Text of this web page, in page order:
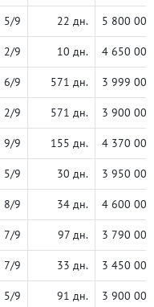
5/9 22 дн. 5 800 000
2/9 10 дн. 4 650 000
6/9 571 дн. 3 999 000
2/9 571 дн. 3 900 000
9/9 155 дн. 4 370 000
5/9 30 дн. 3 950 000
8/9 34 дн. 4 600 000
7/9 97 дн. 3 790 000
7/9 33 дн. 3 450 000
5/9 91 дн. 3 900 000